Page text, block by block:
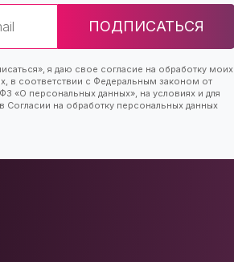
ПОДПИСАТЬСЯ
я даю свое согласие на обработку моих
в соответствии с Федеральным законом от
«О персональных данных», на условиях и для
Согласии на обработку персональных данных